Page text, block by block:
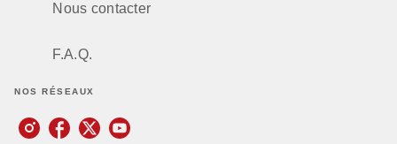
Nous contacter
F.A.Q.
NOS RÉSEAUX